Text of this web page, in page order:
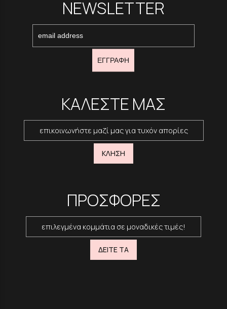
NEWSLETTER
ΕΓΓΡΑΦΗ
ΚΑΛΕΣΤΕ ΜΑΣ
επικοινωνήστε μαζί μας για τυχόν απορίες
ΚΛΗΣΗ
ΠΡΟΣΦΟΡΕΣ
επιλεγμένα κομμάτια σε μοναδικές τιμές!
ΔΕΙΤΕ ΤΑ